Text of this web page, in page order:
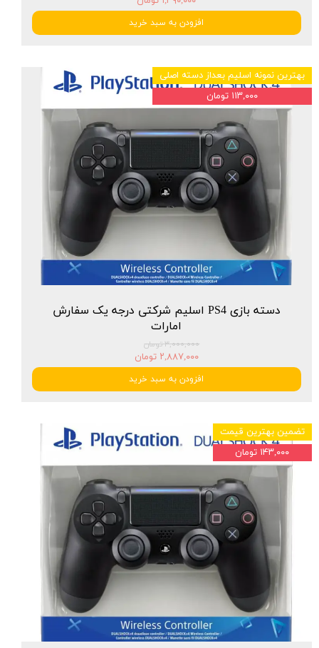
افزودن به سبد خرید
دسته بازی PS4 اسلیم شرکتی درجه یک سفارش
امارات
۳,۰۰۰,۰۰۰ تومان
۲,۸۸۷,۰۰۰ تومان
افزودن به سبد خرید
بهترین نمونه اسلیم بعداز دسته اصلی
۱۱۳,۰۰۰ تومان
تضمین بهترین قیمت
۱۴۳,۰۰۰ تومان